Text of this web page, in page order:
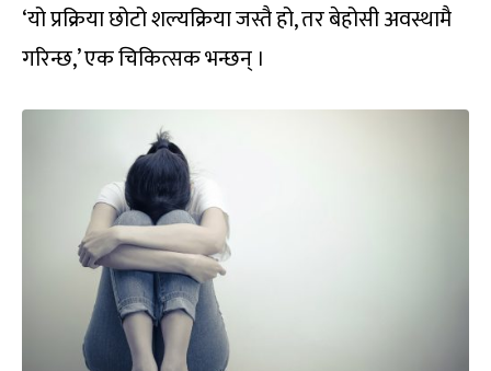
‘यो प्रक्रिया छोटो शल्यक्रिया जस्तै हो, तर बेहोसी अवस्थामै
गरिन्छ,’ एक चिकित्सक भन्छन् ।